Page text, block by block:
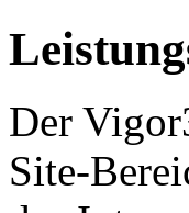
Der
Site-